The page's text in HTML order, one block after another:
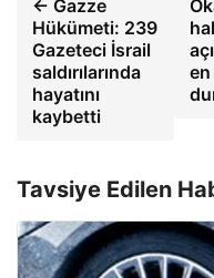
← Gazze
Hükümeti: 239
Gazeteci İsrail
saldırılarında
hayatını
kaybetti
Tavsiye Edilen